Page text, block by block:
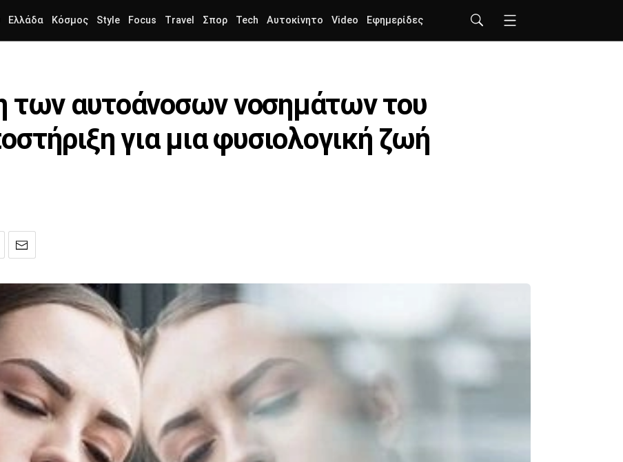
Ελλάδα Κόσμος Style Focus Travel Σπορ Tech Αυτοκίνητο Video Εφημερίδες
των αυτοάνοσων νοσημάτων του
για μια φυσιολογική ζωή